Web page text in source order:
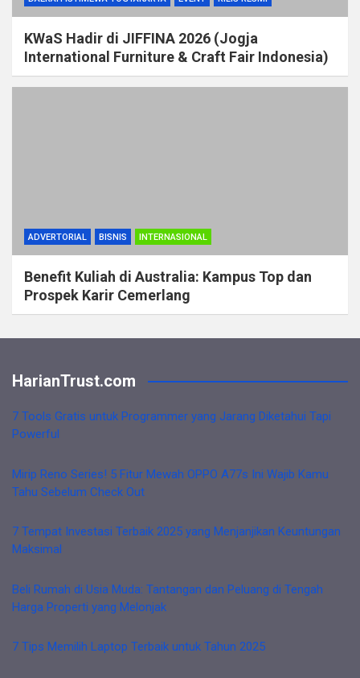
KWaS Hadir di JIFFINA 2026 (Jogja
International Furniture & Craft Fair Indonesia)
ADVERTORIAL BISNIS INTERNASIONAL
Benefit Kuliah di Australia: Kampus Top dan
Prospek Karir Cemerlang
HarianTrust.com
7 Tools Gratis untuk Programmer yang Jarang Diketahui Tapi
Powerful
Mirip Reno Series! 5 Fitur Mewah OPPO A77s Ini Wajib Kamu
Tahu Sebelum Check Out
7 Tempat Investasi Terbaik 2025 yang Menjanjikan Keuntungan
Maksimal
Beli Rumah di Usia Muda: Tantangan dan Peluang di Tengah
Harga Properti yang Melonjak
7 Tips Memilih Laptop Terbaik untuk Tahun 2025